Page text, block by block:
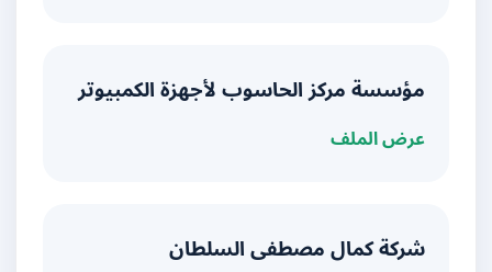
مؤسسة مركز الحاسوب لأجهزة الكمبيوتر
عرض الملف
شركة كمال مصطفى السلطان